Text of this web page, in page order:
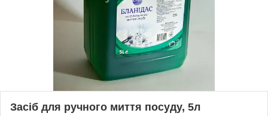
Засіб для ручного миття посуду, 5л